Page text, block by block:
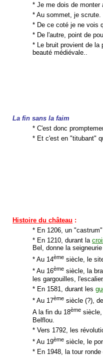
* Je me dois de monter
* Au sommet, je scrute.
* De ce coté je ne vois
* De l'autre, point de
* Le bruit provient de la
beauté médiévale..
La fin sans la faim
* C'est donc
* Et c'est en "titubant"
Histoire du château :
* En 1206, un
* En 1210, durant la
Bel, donne la
* Au 14ème siècle, le
* Au 16ème siècle, la
les gargouilles,
* En 1581, durant les
* Au 17ème siècle (?),
A la fin du 18ème siècle,
Belflou.
* Vers 1792, les
* Au 19ème siècle, le
* En 1948, la tour